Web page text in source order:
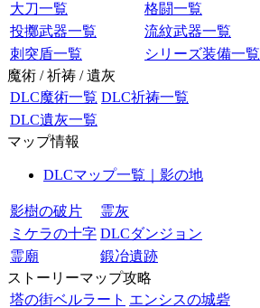
大刀一覧
格闘一覧
投擲武器一覧
流紋武器一覧
刺突盾一覧
シリーズ装備一覧
魔術 / 祈祷 / 遺灰
DLC魔術一覧 DLC祈祷一覧
DLC遺灰一覧
マップ情報
DLCマップ一覧｜影の地
影樹の破片
霊灰
ミケラの十字 DLCダンジョン
霊廟
鍛冶遺跡
ストーリーマップ攻略
塔の街ベルラート エンシスの城砦